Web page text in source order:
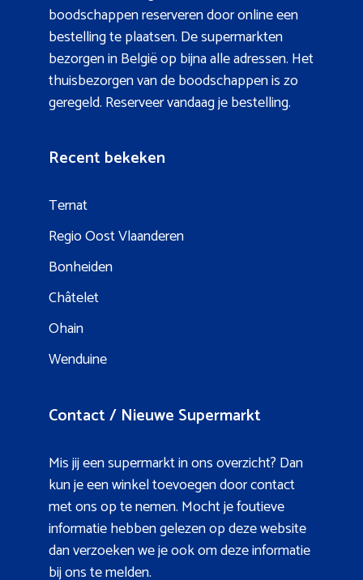
boodschappen reserveren door online een
bestelling te plaatsen. De supermarkten
bezorgen in België op bijna alle adressen. Het
thuisbezorgen van de boodschappen is zo
geregeld. Reserveer vandaag je bestelling.
Recent bekeken
Ternat
Regio Oost Vlaanderen
Bonheiden
Châtelet
Ohain
Wenduine
Contact / Nieuwe Supermarkt
Mis jij een supermarkt in ons overzicht? Dan
kun je een winkel toevoegen door contact
met ons op te nemen. Mocht je foutieve
informatie hebben gelezen op deze website
dan verzoeken we je ook om deze informatie
bij ons te melden.